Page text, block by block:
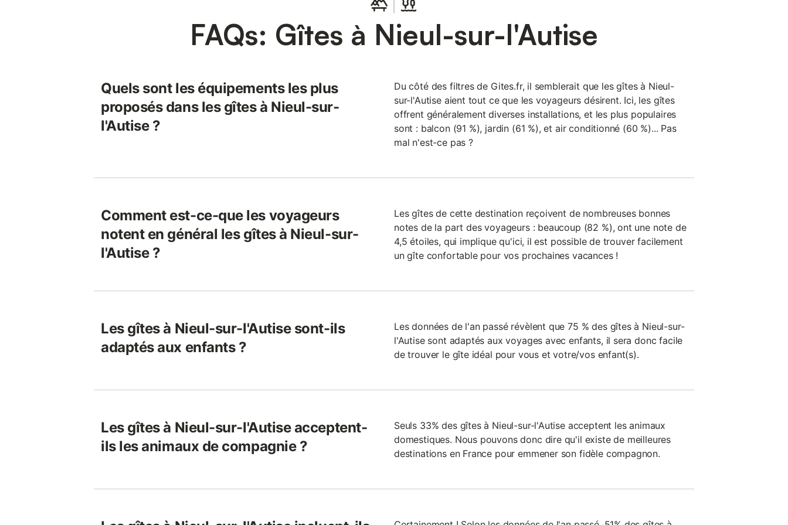
FAQs: Gîtes à Nieul-sur-l'Autise
Quels sont les équipements les plus
proposés dans les gîtes à Nieul-sur-
l'Autise ?
Du côté des filtres de Gites.fr, il semblerait que les gîtes à Nieul-
sur-l'Autise aient tout ce que les voyageurs désirent. Ici, les gîtes
offrent généralement diverses installations, et les plus populaires
sont : balcon (91 %), jardin (61 %), et air conditionné (60 %)... Pas
mal n'est-ce pas ?
Comment est-ce-que les voyageurs
notent en général les gîtes à Nieul-sur-
l'Autise ?
Les gîtes de cette destination reçoivent de nombreuses bonnes
notes de la part des voyageurs : beaucoup (82 %), ont une note de
4,5 étoiles, qui implique qu'ici, il est possible de trouver facilement
un gîte confortable pour vos prochaines vacances !
Les gîtes à Nieul-sur-l'Autise sont-ils
adaptés aux enfants ?
Les données de l'an passé révèlent que 75 % des gîtes à Nieul-sur-
l'Autise sont adaptés aux voyages avec enfants, il sera donc facile
de trouver le gîte idéal pour vous et votre/vos enfant(s).
Les gîtes à Nieul-sur-l'Autise acceptent-
ils les animaux de compagnie ?
Seuls 33% des gîtes à Nieul-sur-l'Autise acceptent les animaux
domestiques. Nous pouvons donc dire qu'il existe de meilleures
destinations en France pour emmener son fidèle compagnon.